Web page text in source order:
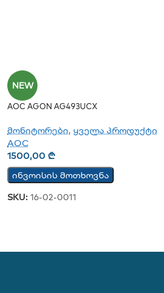
NEW
AOC AGON AG493UCX
მონიტორები, ყველა პროდუქტი
AOC
1500,00₾
ინვოისის მოთხოვნა
SKU:16-02-0011